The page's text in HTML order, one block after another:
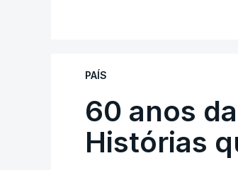
PAÍS
60 anos
Histórias